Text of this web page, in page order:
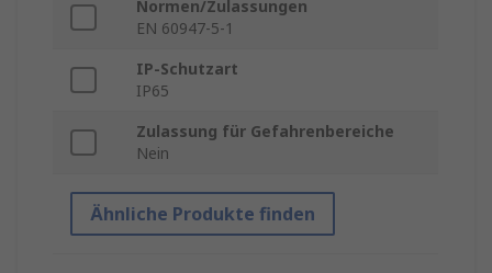
Normen/Zulassungen
EN 60947-5-1
IP-Schutzart
IP65
Zulassung für Gefahrenbereiche
Nein
Ähnliche Produkte finden